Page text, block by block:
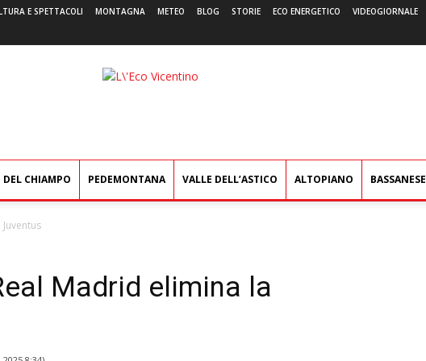
E SPETTACOLI MONTAGNA METEO BLOG STORIE ECO ENERGETICO VIDEOGIORNALE
L'Eco
DEL CHIAMPO PEDEMONTANA VALLE DELL’ASTICO ALTOPIANO BASSANESE
Madrid elimina la